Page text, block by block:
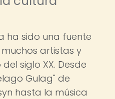
ha sido una fuente
artistas y
siglo XX. Desde
Gulag" de
hasta la música